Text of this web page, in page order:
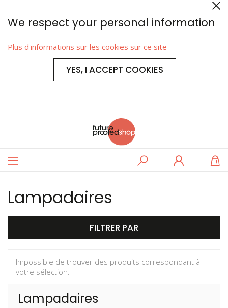
We respect your personal information
Plus d'informations sur les cookies sur ce site
YES, I ACCEPT COOKIES
Basculer
Rechercher
Lampadaires
Impossible de trouver des produits correspondant à
votre sélection.
Lampadaires
FILTRER PAR